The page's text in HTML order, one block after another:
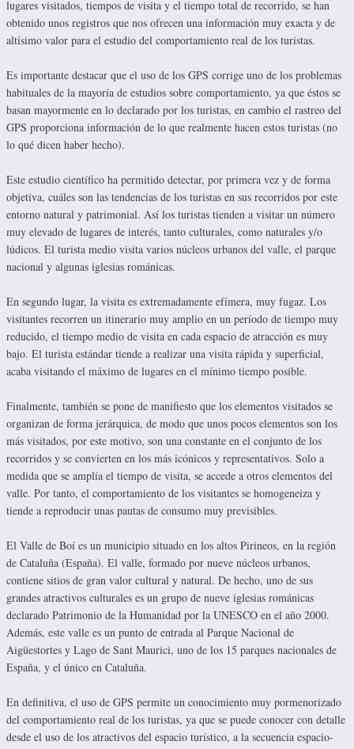
lugares visitados, tiempos de visita y el tiempo total de recorrido, se han
obtenido unos registros que nos ofrecen una información muy exacta y de
altísimo valor para el estudio del comportamiento real de los turistas.
Es importante destacar que el uso de los GPS corrige uno de los problemas
habituales de la mayoría de estudios sobre comportamiento, ya que éstos se
basan mayormente en lo declarado por los turistas, en cambio el rastreo del
GPS proporciona información de lo que realmente hacen estos turistas (no
lo qué dicen haber hecho).
Este estudio científico ha permitido detectar, por primera vez y de forma
objetiva, cuáles son las tendencias de los turistas en sus recorridos por este
entorno natural y patrimonial. Así los turistas tienden a visitar un número
muy elevado de lugares de interés, tanto culturales, como naturales y/o
lúdicos. El turista medio visita varios núcleos urbanos del valle, el parque
nacional y algunas iglesias románicas.
En segundo lugar, la visita es extremadamente efímera, muy fugaz. Los
visitantes recorren un itinerario muy amplio en un período de tiempo muy
reducido, el tiempo medio de visita en cada espacio de atracción es muy
bajo. El turista estándar tiende a realizar una visita rápida y superficial,
acaba visitando el máximo de lugares en el mínimo tiempo posible.
Finalmente, también se pone de manifiesto que los elementos visitados se
organizan de forma jerárquica, de modo que unos pocos elementos son los
más visitados, por este motivo, son una constante en el conjunto de los
recorridos y se convierten en los más icónicos y representativos. Solo a
medida que se amplía el tiempo de visita, se accede a otros elementos del
valle. Por tanto, el comportamiento de los visitantes se homogeneiza y
tiende a reproducir unas pautas de consumo muy previsibles.
El Valle de Boí es un municipio situado en los altos Pirineos, en la región
de Cataluña (España). El valle, formado por nueve núcleos urbanos,
contiene sitios de gran valor cultural y natural. De hecho, uno de sus
grandes atractivos culturales es un grupo de nueve iglesias románicas
declarado Patrimonio de la Humanidad por la UNESCO en el año 2000.
Además, este valle es un punto de entrada al Parque Nacional de
Aigüestortes y Lago de Sant Maurici, uno de los 15 parques nacionales de
España, y el único en Cataluña.
En definitiva, el uso de GPS permite un conocimiento muy pormenorizado
del comportamiento real de los turistas, ya que se puede conocer con detalle
desde el uso de los atractivos del espacio turístico, a la secuencia espacio-